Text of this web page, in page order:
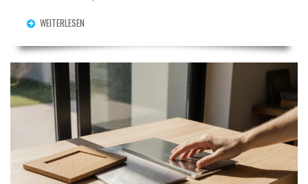
WEITERLESEN